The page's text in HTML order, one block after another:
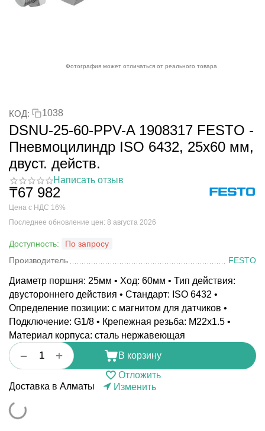
Фотография может отличаться от реального товара
КОД: 1038
DSNU-25-60-PPV-A 1908317 FESTO -
Пневмоцилиндр ISO 6432, 25x60 мм,
двуст. действ.
Написать отзыв
₸67 982
Цена с НДС 16%
Последнее обновление цен: 8 августа 2026
Доступность:
По запросу
Производитель
FESTO
Диаметр поршня: 25мм • Ход: 60мм • Тип действия:
двустороннего действия • Стандарт: ISO 6432 •
Определение позиции: с магнитом для датчиков •
Подключение: G1/8 • Крепежная резьба: M22x1.5 •
Материал корпуса: сталь нержавеющая
+
−
В корзину
Отложить
Доставка в Алматы
Изменить